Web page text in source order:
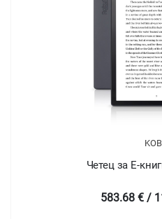
Четец за Е-
583.68 € /